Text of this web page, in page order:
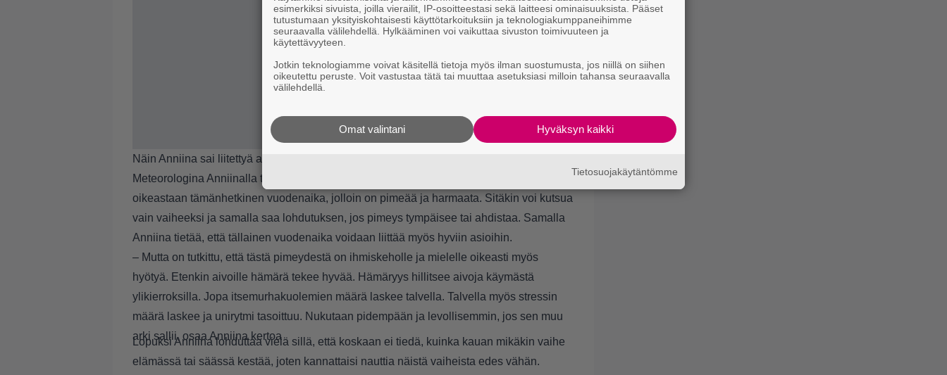
Näin Anniina sai liitettyä aiheen samalla myös säähän ja kurjaan vuodenaikaan
Meteorologina Anniinalla tuli samaan aiheeseen liittyen mieleen myös sää tai
oikeastaan tämänhetkinen vuodenaika, jolloin on pimeää ja harmaata. Sitäkin voi kutsua
vain vaiheeksi ja samalla saa lohdutuksen, jos pimeys tympäisee tai ahdistaa. Samalla
Anniina tietää, että tällainen vuodenaika voidaan liittää myös hyviin asioihin.
– Mutta on tutkittu, että tästä pimeydestä on ihmiskeholle ja mielelle oikeasti myös
hyötyä. Etenkin aivoille hämärä tekee hyvää. Hämäryys hillitsee aivoja käymästä
ylikierroksilla. Jopa itsemurhakuolemien määrä laskee talvella. Talvella myös stressin
määrä laskee ja unirytmi tasoittuu. Nukutaan pidempään ja levollisemmin, jos sen muu
arki sallii, osaa Anniina kertoa
Lopuksi Anniina lohduttaa vielä sillä, että koskaan ei tiedä, kuinka kauan mikäkin vaihe
elämässä tai säässä kestää, joten kannattaisi nauttia näistä vaiheista edes vähän.
esimerkiksi sivuista, joilla vierailit, IP-osoitteestasi sekä laitteesi ominaisuuksista. Pääset
tutustumaan yksityiskohtaisesti käyttötarkoituksiin ja teknologiakumppaneihimme
seuraavalla välilehdellä. Hylkääminen voi vaikuttaa sivuston toimivuuteen ja
käytettävyyteen.
Jotkin teknologiamme voivat käsitellä tietoja myös ilman suostumusta, jos niillä on siihen
oikeutettu peruste. Voit vastustaa tätä tai muuttaa asetuksiasi milloin tahansa seuraavalla
välilehdellä.
Hyväksyn kaikki
Omat valintani
Tietosuojakäytäntömme